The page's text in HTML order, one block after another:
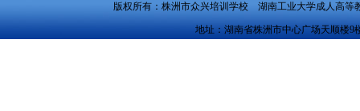
版权所有：株洲市众兴培训学校 湖南工业大学成人高等
地址：湖南省株洲市中心广场天顺楼